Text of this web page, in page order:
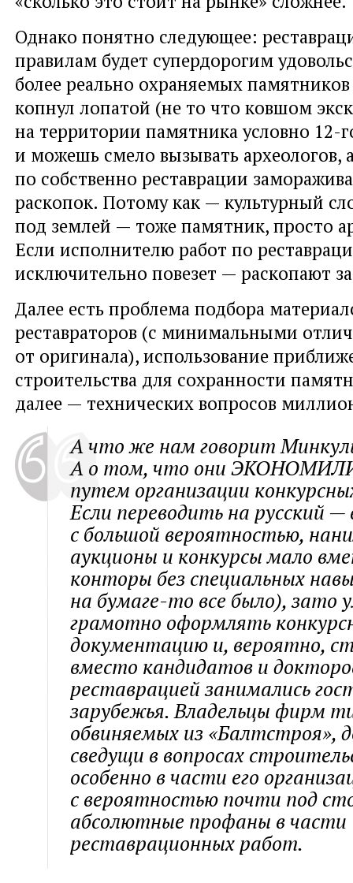
Однако понятно следующее:
правилам будет супердорогим
более реально охраняемых
копнул лопатой (не то что ковшом
на территории памятника условно 12-
и можешь смело вызывать археологов,
по собственно реставрации
раскопок. Потому как — культурный
под землей — тоже памятник, просто
Если исполнителю работ по
исключительно повезет — раскопают
Далее есть проблема подбора
реставраторов (с минимальными
от оригинала), использование
строительства для сохранности
далее — технических вопросов
А что же нам говорит
А о том, что они
путем организации
Если переводить на русский
с большой вероятностью,
аукционы и конкурсы мало
конторы без специальных
на бумаге-то все было), зато
грамотно оформлять
документацию и, вероятно,
вместо кандидатов и
реставрацией занимались
зарубежья. Владельцы фирм
обвиняемых из «Балтстроя»,
сведущи в вопросах
особенно в части его
с вероятностью почти под
абсолютные профаны в части
реставрационных работ.